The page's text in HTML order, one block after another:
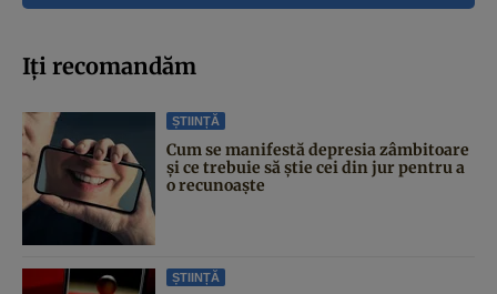
Iți recomandăm
ȘTIINȚĂ
Cum se manifestă depresia zâmbitoare
și ce trebuie să știe cei din jur pentru a
o recunoaște
ȘTIINȚĂ